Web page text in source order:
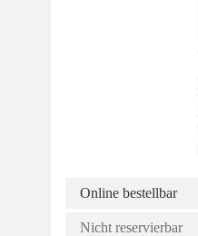
Online bestellbar
Nicht reservierbar